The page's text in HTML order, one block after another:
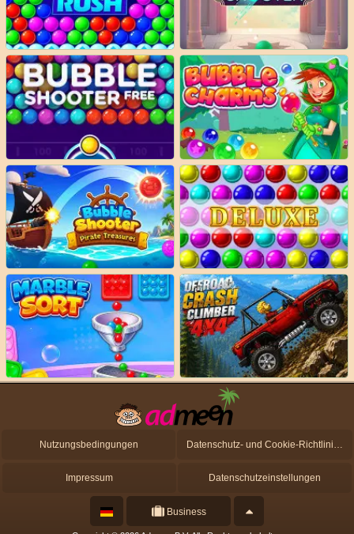
Nutzungsbedingungen Datenschutz- und Cookie-Richtlinien
Impressum Datenschutzeinstellungen
Business